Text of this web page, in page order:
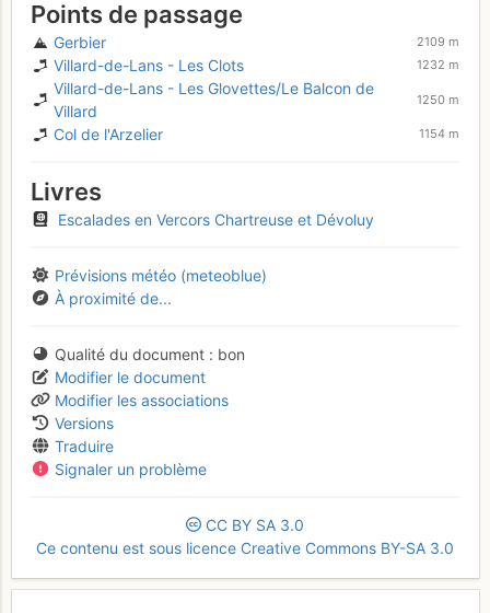
Points de passage
Gerbier 2109 m
Villard-de-Lans - Les Clots 1232 m
Villard-de-Lans - Les Glovettes/Le Balcon de
Villard
1250 m
Col de l'Arzelier 1154 m
Livres
Escalades en Vercors Chartreuse et Dévoluy
Prévisions météo (meteoblue)
À proximité de...
Qualité du document
bon
Modifier le document
Modifier les associations
Versions
Traduire
Signaler un problème
CC BY SA 3.0
Ce contenu est sous licence Creative Commons BY-SA 3.0